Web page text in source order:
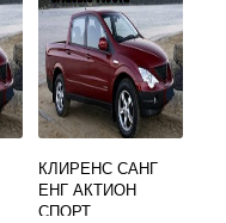
КЛИРЕНС САНГ
ЕНГ АКТИОН
СПОРТ